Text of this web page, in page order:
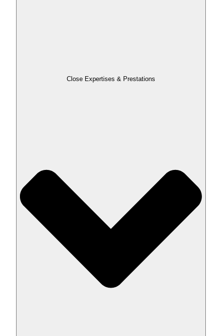
Close Expertises & Prestations